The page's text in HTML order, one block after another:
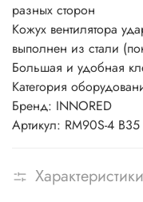
разных сторон
Кожух вентилятора
выполнен из стали
Большая и удобная
Категория
Бренд: INNORED
Артикул: RM90S-4 B35
Характеристики